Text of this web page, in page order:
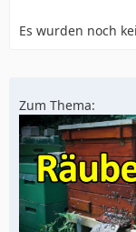
Es wurden noch
Zum Thema: